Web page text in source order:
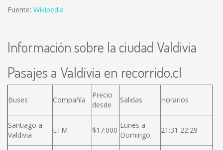
Fuente: Wikipedia
Información sobre la ciudad Valdivia
Pasajes a Valdivia en recorrido.cl
Buses Compañía
Precio
desde
Salidas Horarios
Santiago a
Valdivia
ETM $17:000
Lunes a
Domingo
21:31 22:29